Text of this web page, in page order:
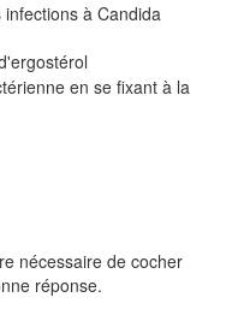
à Candida
en se fixant à la
nécessaire de cocher
réponse.